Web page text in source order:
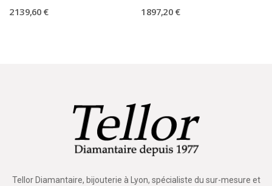
2 139,60 € 1 897,20 €
Tellor Diamantaire, bijouterie à Lyon, spécialiste du sur-mesure et